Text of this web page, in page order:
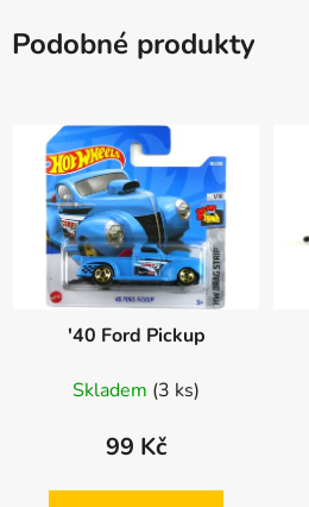
Podobné produkty
'40 Ford Pickup
Skladem (3 ks)
99 Kč